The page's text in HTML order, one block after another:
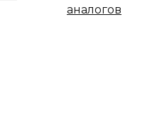
аналогов